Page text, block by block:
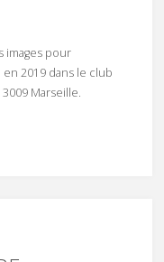
images pour
2019 dans le club
Marseille.